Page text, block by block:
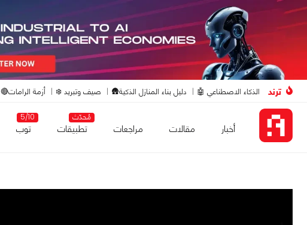
ترند الذكاء الاصطناعي 🤖 دليل بناء المنازل الذكية🛖 صيف وتبريد ❄️ أزمة الرامات🔴
أخبار مقالات مراجعات
مُحدّث
تطبيقات
5/10
توب